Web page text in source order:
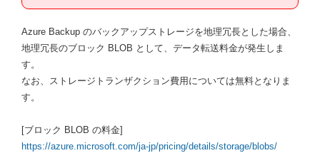
Azure Backup のバックアップストレージを地理冗長とした場合、
地理冗長のブロック BLOB として、データ転送料金が発生しま
す。
なお、ストレージトランザクション費用については無料となりま
す。
[ブロック BLOB の料金]
https://azure.microsoft.com/ja-jp/pricing/details/storage/blobs/